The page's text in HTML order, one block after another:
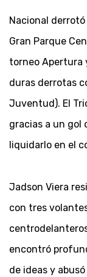
Nacional
Gran Parque
torneo Apertura
duras derrotas
Juventud). El
gracias a un gol
liquidarlo en el
Jadson Viera
con tres
encontró
de ideas y